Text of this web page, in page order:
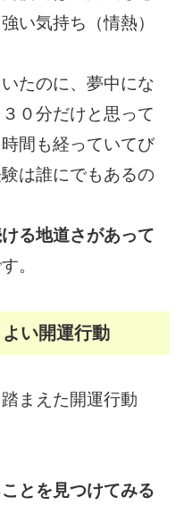
い気持ち（情熱）
たのに、夢中にな
０分だけと思って
間も経っていてび
は誰にでもあるの
る地道さがあって
。
い開運行動
まえた開運行動
とを見つけてみる